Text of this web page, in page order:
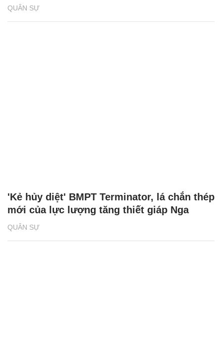
QUÂN SỰ
QUÂN SỰ
'Kẻ hủy diệt' BMPT Terminator, lá chắn thép
mới của lực lượng tăng thiết giáp Nga